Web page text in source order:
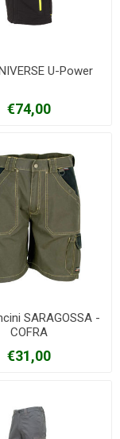
U-Power
€74,00
SARAGOSSA -
COFRA
€31,00